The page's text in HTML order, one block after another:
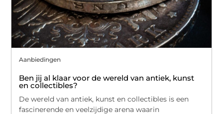
Aanbiedingen
Ben jij al klaar voor de wereld van antiek, kunst
en collectibles?
De wereld van antiek, kunst en collectibles is een
fascinerende en veelzijdige arena waarin